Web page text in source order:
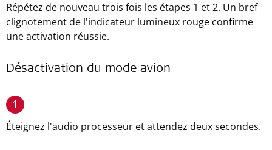
Répétez de nouveau trois fois les étapes 1 et 2. Un bref
clignotement de l'indicateur lumineux rouge confirme
une activation réussie.
Désactivation du mode avion
1
Éteignez l'audio processeur et attendez deux secondes.